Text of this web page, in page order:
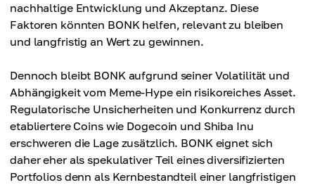
nachhaltige Entwicklung und Akzeptanz. Diese
Faktoren könnten BONK helfen, relevant zu bleiben
und langfristig an Wert zu gewinnen.
Dennoch bleibt BONK aufgrund seiner Volatilität und
Abhängigkeit vom Meme-Hype ein risikoreiches Asset.
Regulatorische Unsicherheiten und Konkurrenz durch
etabliertere Coins wie Dogecoin und Shiba Inu
erschweren die Lage zusätzlich. BONK eignet sich
daher eher als spekulativer Teil eines diversifizierten
Portfolios denn als Kernbestandteil einer langfristigen